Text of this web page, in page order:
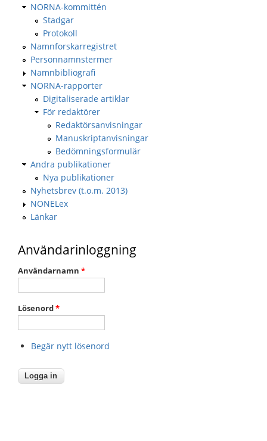
NORNA-kommittén
Stadgar
Protokoll
Namnforskarregistret
Personnamnstermer
Namnbibliografi
NORNA-rapporter
Digitaliserade artiklar
För redaktörer
Redaktörsanvisningar
Manuskriptanvisningar
Bedömningsformulär
Andra publikationer
Nya publikationer
Nyhetsbrev (t.o.m. 2013)
NONELex
Länkar
Användarinloggning
Användarnamn *
Lösenord*
Begär nytt lösenord